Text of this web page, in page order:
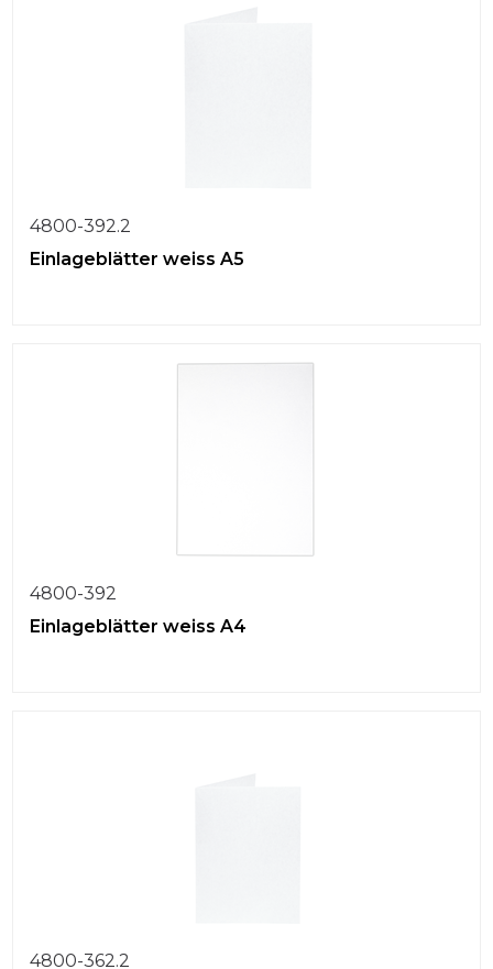
4800-392.2
Einlageblätter weiss A5
4800-392
Einlageblätter weiss A4
4800-362.2